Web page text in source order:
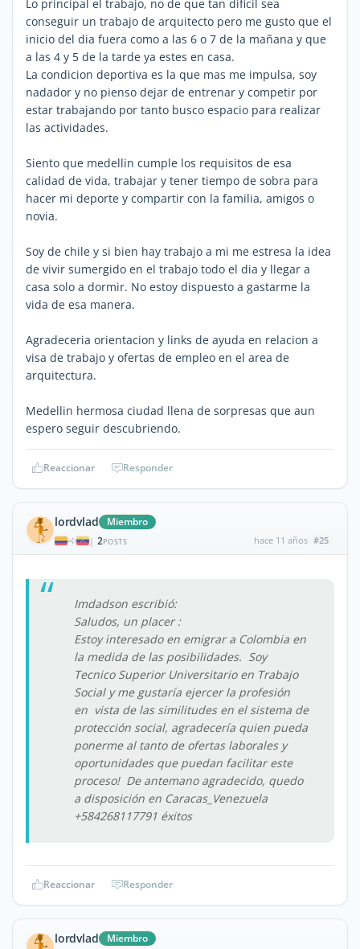
Lo principal el trabajo, no de que tan dificil sea
conseguir un trabajo de arquitecto pero me gusto que el
inicio del dia fuera como a las 6 o 7 de la mañana y que
a las 4 y 5 de la tarde ya estes en casa.
La condicion deportiva es la que mas me impulsa, soy
nadador y no pienso dejar de entrenar y competir por
estar trabajando por tanto busco espacio para realizar
las actividades.
Siento que medellin cumple los requisitos de esa
calidad de vida, trabajar y tener tiempo de sobra para
hacer mi deporte y compartir con la familia, amigos o
novia.
Soy de chile y si bien hay trabajo a mi me estresa la idea
de vivir sumergido en el trabajo todo el dia y llegar a
casa solo a dormir. No estoy dispuesto a gastarme la
vida de esa manera.
Agradeceria orientacion y links de ayuda en relacion a
visa de trabajo y ofertas de empleo en el area de
arquitectura.
Medellin hermosa ciudad llena de sorpresas que aun
espero seguir descubriendo.
Reaccionar Responder
lordvlad Miembro
| 2POSTS hace 11 años #25
Imdadson escribió:
Saludos, un placer :
Estoy interesado en emigrar a Colombia en
la medida de las posibilidades. Soy
Tecnico Superior Universitario en Trabajo
Social y me gustaría ejercer la profesión
en vista de las similitudes en el sistema de
protección social, agradecería quien pueda
ponerme al tanto de ofertas laborales y
oportunidades que puedan facilitar este
proceso! De antemano agradecido, quedo
a disposición en Caracas_Venezuela
+584268117791 éxitos
Reaccionar Responder
lordvlad Miembro